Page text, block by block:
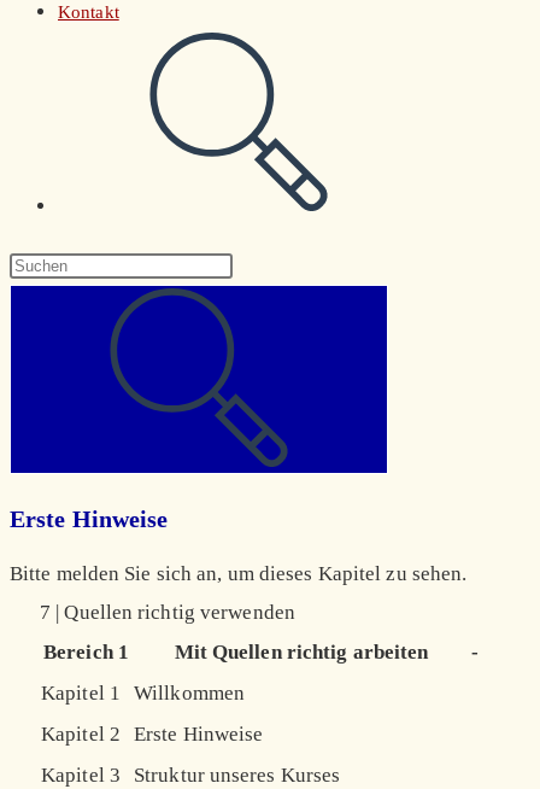
Kontakt
Diese
durchsuchen
Erste Hinweise
Bitte melden Sie sich an, um dieses Kapitel zu sehen.
7 | Quellen richtig verwenden
Bereich 1
Mit Quellen richtig arbeiten
-
Kapitel 1
Willkommen
Kapitel 2
Erste Hinweise
Kapitel 3
Struktur unseres Kurses